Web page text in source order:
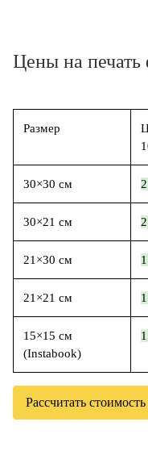
Цены на
Размер
30×30 см
30×21 см
21×30 см
21×21 см
15×15 см
(Instabook)
Рассчитать стоимость